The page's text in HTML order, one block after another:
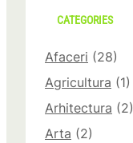
CATEGORIES
Afaceri (28)
Agricultura (1)
Arhitectura (2)
Arta (2)